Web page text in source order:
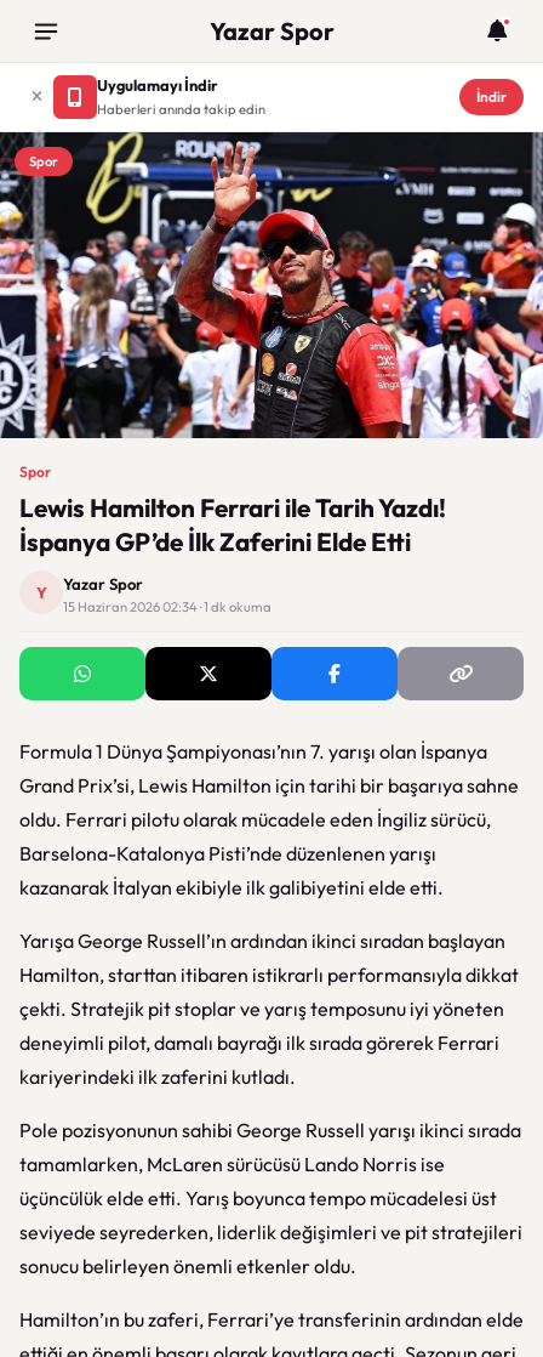
Yazar Spor
Uygulamayı İndir
Haberleri anında takip edin
İndir
Spor
Spor
Lewis Hamilton Ferrari ile Tarih Yazdı!
İspanya GP’de İlk Zaferini Elde Etti
Y Yazar Spor
15 Haziran 2026 02:34 · 1 dk okuma
Formula 1 Dünya Şampiyonası’nın 7. yarışı olan İspanya
Grand Prix’si, Lewis Hamilton için tarihi bir başarıya sahne
oldu. Ferrari pilotu olarak mücadele eden İngiliz sürücü,
Barselona-Katalonya Pisti’nde düzenlenen yarışı
kazanarak İtalyan ekibiyle ilk galibiyetini elde etti.
Yarışa George Russell’ın ardından ikinci sıradan başlayan
Hamilton, starttan itibaren istikrarlı performansıyla dikkat
çekti. Stratejik pit stoplar ve yarış temposunu iyi yöneten
deneyimli pilot, damalı bayrağı ilk sırada görerek Ferrari
kariyerindeki ilk zaferini kutladı.
Pole pozisyonunun sahibi George Russell yarışı ikinci sırada
tamamlarken, McLaren sürücüsü Lando Norris ise
üçüncülük elde etti. Yarış boyunca tempo mücadelesi üst
seviyede seyrederken, liderlik değişimleri ve pit stratejileri
sonucu belirleyen önemli etkenler oldu.
Hamilton’ın bu zaferi, Ferrari’ye transferinin ardından elde